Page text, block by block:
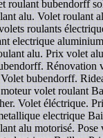
roulant bubendorff
alu. Volet roulant
roulants
electrique
alu. Prix volet
bubendorff.
volet roulant
Volet éléctrique.
electrique
alu motorisé.